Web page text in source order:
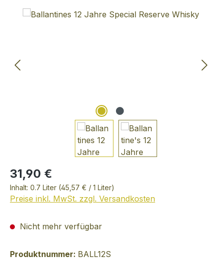
Bildergalerie überspringen
31,90 €
Inhalt: 0.7 Liter (45,57 € / 1 Liter)
Preise inkl. MwSt. zzgl. Versandkosten
Nicht mehr verfügbar
Produktnummer: BALL12S